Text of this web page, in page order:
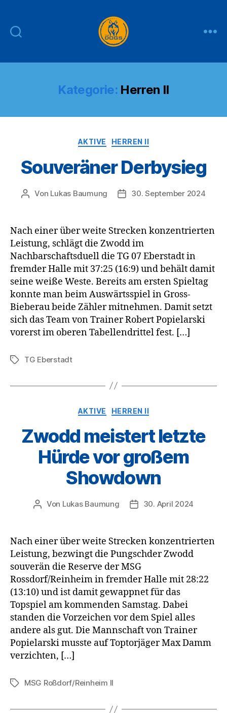
DOGS
Kategorie: Herren II
Kategorien
AKTIVE HERREN II
Souveräner Derbysieg
Beitragsautor
Von Lukas Baumung Veröffentlichungsdatum
30. September 2024
Nach einer über weite Strecken konzentrierten
Leistung, schlägt die Zwodd im
Nachbarschaftsduell die TG 07 Eberstadt in
fremder Halle mit 37:25 (16:9) und behält damit
seine weiße Weste. Bereits am ersten Spieltag
konnte man beim Auswärtsspiel in Gross-
Bieberau beide Zähler mitnehmen. Damit setzt
sich das Team von Trainer Robert Popielarski
vorerst im oberen Tabellendrittel fest. […]
Schlagwörter
TG Eberstadt
Kategorien
AKTIVE HERREN II
Zwodd meistert letzte
Hürde vor großem
Showdown
Beitragsautor
Von Lukas Baumung Veröffentlichungsdatum
30. April 2024
Nach einer über weite Strecken konzentrierten
Leistung, bezwingt die Pungschder Zwodd
souverän die Reserve der MSG
Rossdorf/Reinheim in fremder Halle mit 28:22
(13:10) und ist damit gewappnet für das
Topspiel am kommenden Samstag. Dabei
standen die Vorzeichen vor dem Spiel alles
andere als gut. Die Mannschaft von Trainer
Popielarski musste auf Toptorjäger Max Damm
verzichten, […]
Schlagwörter
MSG Roßdorf/Reinheim II